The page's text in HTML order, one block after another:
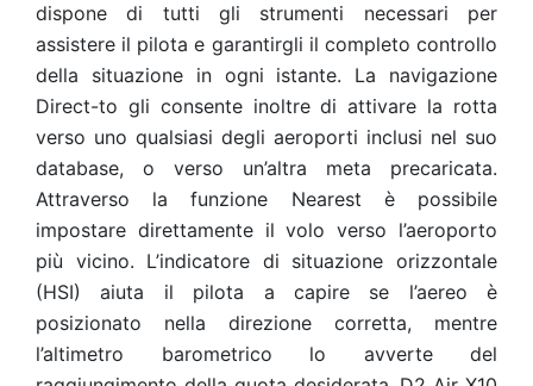
dispone di tutti gli strumenti necessari per
assistere il pilota e garantirgli il completo controllo
della situazione in ogni istante. La navigazione
Direct-to gli consente inoltre di attivare la rotta
verso uno qualsiasi degli aeroporti inclusi nel suo
database, o verso un’altra meta precaricata.
Attraverso la funzione Nearest è possibile
impostare direttamente il volo verso l’aeroporto
più vicino. L’indicatore di situazione orizzontale
(HSI) aiuta il pilota a capire se l’aereo è
posizionato nella direzione corretta, mentre
l’altimetro barometrico lo avverte del